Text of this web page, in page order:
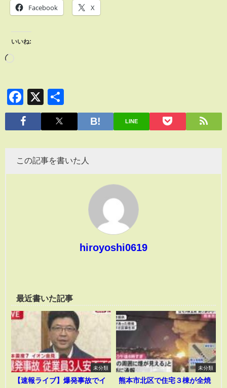
Facebook X
いいね:
Facebook
X
有
LINE
この記事を書いた人
hiroyoshi0619
最近書いた記事
未分類
【速報ライブ】爆発事故でイ
未分類
熊本市北区で住宅３棟が全焼